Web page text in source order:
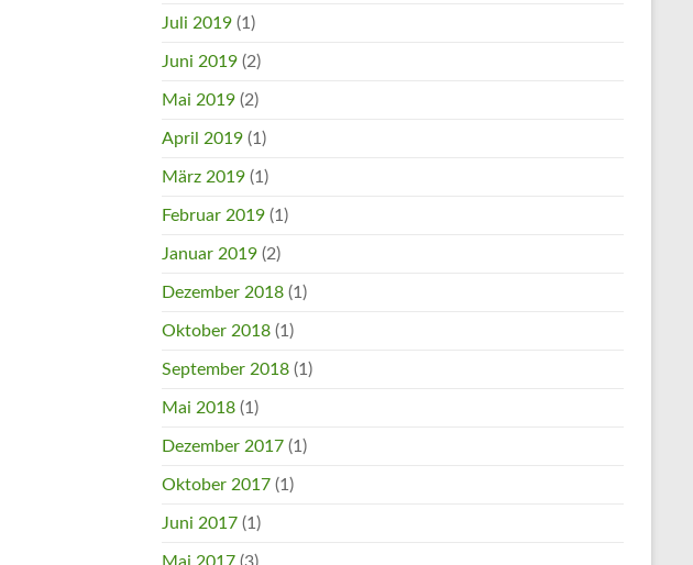
Juli 2019 (1)
Juni 2019 (2)
Mai 2019 (2)
April 2019 (1)
März 2019 (1)
Februar 2019 (1)
Januar 2019 (2)
Dezember 2018 (1)
Oktober 2018 (1)
September 2018 (1)
Mai 2018 (1)
Dezember 2017 (1)
Oktober 2017 (1)
Juni 2017 (1)